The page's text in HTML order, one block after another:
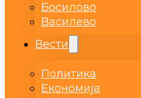
Босилово
Василево
Вести
Политика
Економија